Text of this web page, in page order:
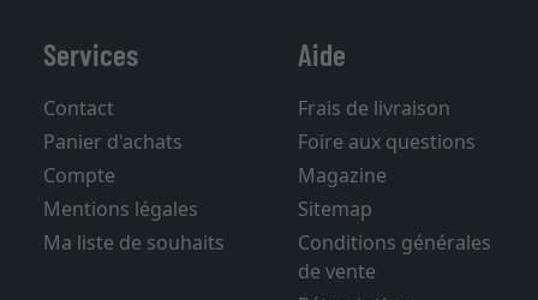
Services
Contact
Panier d'achats
Compte
Mentions légales
Aide
Frais de livraison
Foire aux questions
Magazine
Sitemap
Conditions générales